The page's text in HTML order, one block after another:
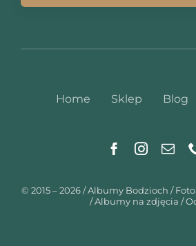
Home Sklep Blog
© 2015 – 2026 / Albumy Bodzioch /
/ Albumy na zdjęcia /